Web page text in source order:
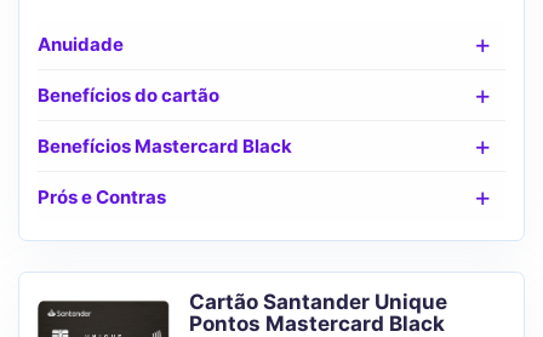
Anuidade
Benefícios do cartão
Benefícios Mastercard Black
Prós e Contras
Cartão Santander Unique
Pontos Mastercard Black